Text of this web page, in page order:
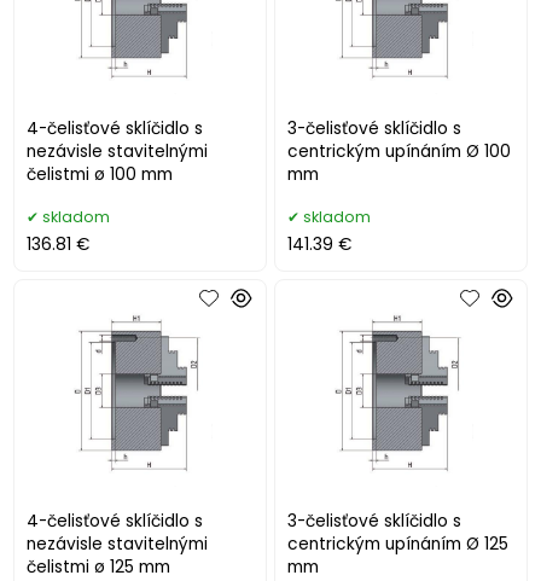
4-čelisťové sklíčidlo s
nezávisle stavitelnými
čelistmi ø 100 mm
skladom
136.81 €
3-čelisťové sklíčidlo s
centrickým upínáním Ø 100
mm
skladom
141.39 €
4-čelisťové sklíčidlo s
nezávisle stavitelnými
čelistmi ø 125 mm
3-čelisťové sklíčidlo s
centrickým upínáním Ø 125
mm